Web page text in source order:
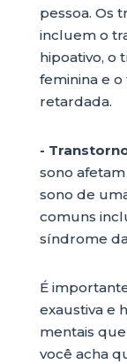
pessoa. Os
incluem o
hipoativo, o
feminina e
retardada.
-
sono
sono de
comuns
síndrome
É
exaustiva e
mentais
você acha